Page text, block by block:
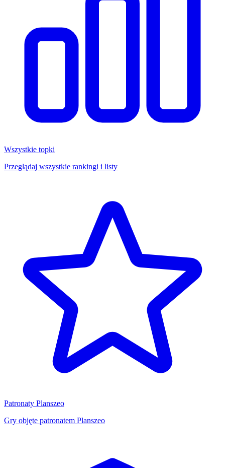
Wszystkie topki
Przeglądaj wszystkie rankingi i listy
Patronaty Planszeo
Gry objęte patronatem Planszeo